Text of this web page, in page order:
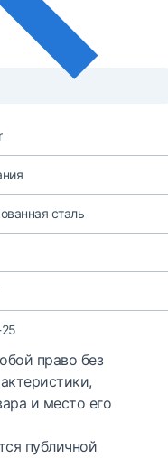
сталь
право без
и место его
публичной